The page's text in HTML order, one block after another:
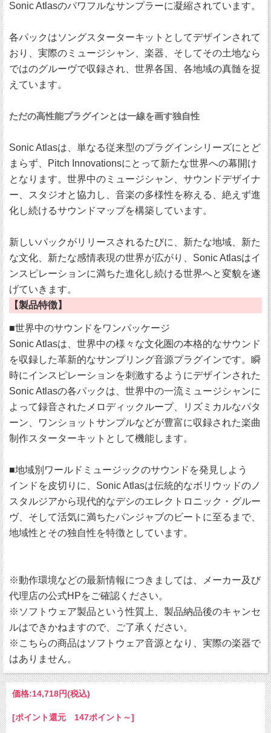
Sonic Atlasのパワフルなサンプラーに凝縮されています。
各パックはソングスターターキットとしてデザインされて
おり、実際のミュージシャン、楽器、そしてその土地なら
ではのグルーヴで収録され、世界各国、各地域の真髄を捉
えています。
ただの高性能プラグインとは一線を画す独自性
Sonic Atlasは、単なる従来型のプラグインシリーズにとど
まらず、Pitch Innovationsにとって新たな世界への幕開け
となります。世界中のミュージシャン、サウンドデザイナ
ー、スタジオと協力し、音楽の多様性を称える、絶えず進
化し続けるサウンドマップを構築しています。
新しいパックがリリースされるたびに、新たな地域、新た
な文化、新たな感情表現の世界が広がり、Sonic Atlasはイ
ンスピレーションに満ちた進化し続ける世界へと変貌を遂
げていきます。
【製品特徴】
■世界中のサウンドをワンパッケージ
Sonic Atlasは、世界中の様々な文化圏の本格的なサウンド
を収録した革新的なサンプリング音源プラグインです。瞬
時にインスピレーションを刺激するようにデザインされた
Sonic Atlasの各パックは、世界中の一流ミュージシャンに
よって録音されたメロディックループ、リズミカルなパタ
ーン、ワンショットサンプルなどが豊富に収録された楽曲
制作スターターキットとして機能します。
■地域別ワールドミュージックのサウンドを発見しよう
インドを皮切りに、Sonic Atlasは伝統的なボリウッドのノ
スタルジアから現代的なデシのエレクトロニック・グルー
ヴ、そして活気に満ちたパンジャブのビートに至るまで、
地域性とその独自性を特徴としています。
※動作環境などの最新情報につきましては、メーカー及び
代理店の公式HPをご確認ください。
※ソフトウェア製品という性質上、製品納品後のキャンセ
ルはできかねますので、ご了承ください。
※こちらの商品はソフトウェア音源となり、実際の楽器で
はありません。
価格:14,718円(税込)
[ポイント還元 147ポイント～]